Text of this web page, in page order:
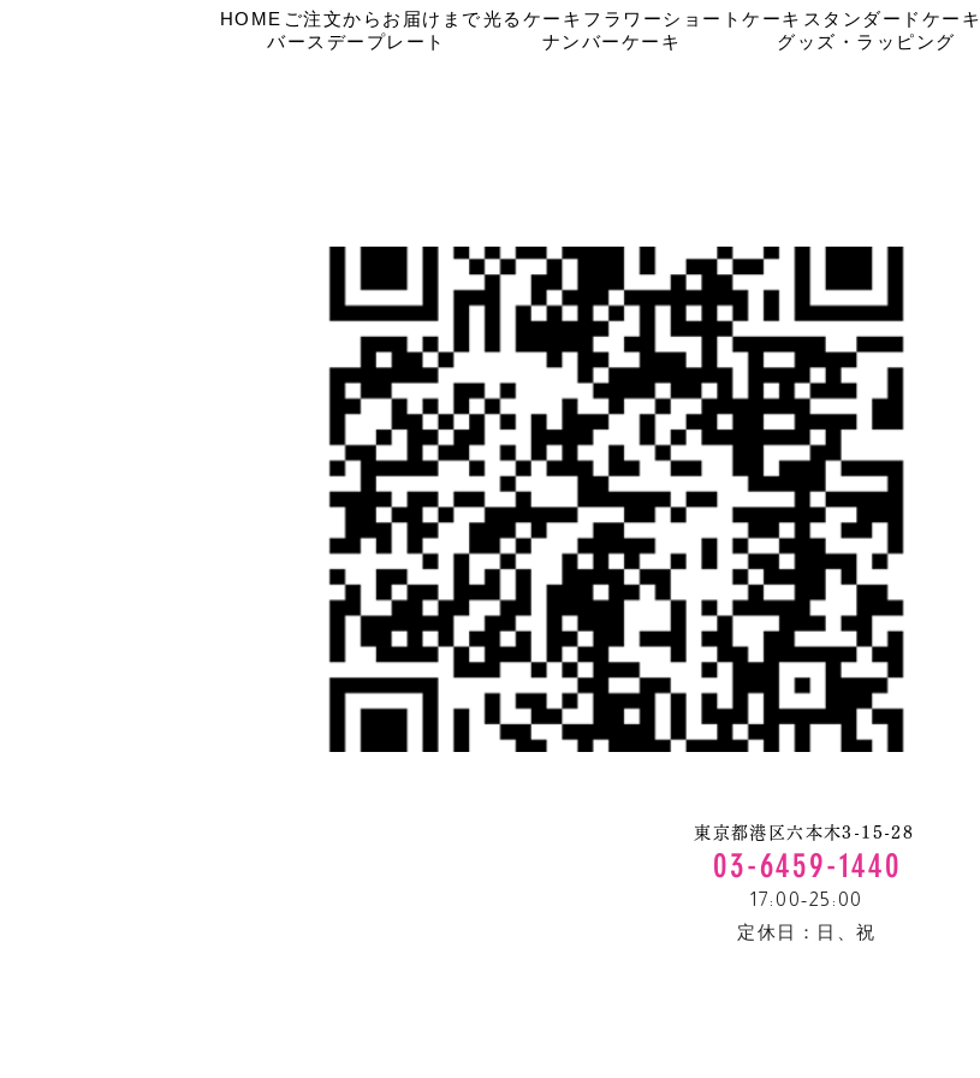
HOME ご注文からお届けまで光るケーキ フラワーショートケーキ スタンダードケーキ
バースデープレート
ナンバーケーキ グッズ・ラッピング
東京都港区六本木3-15-28
03-6459-1440
17:00-25:00
定休日：​日、祝